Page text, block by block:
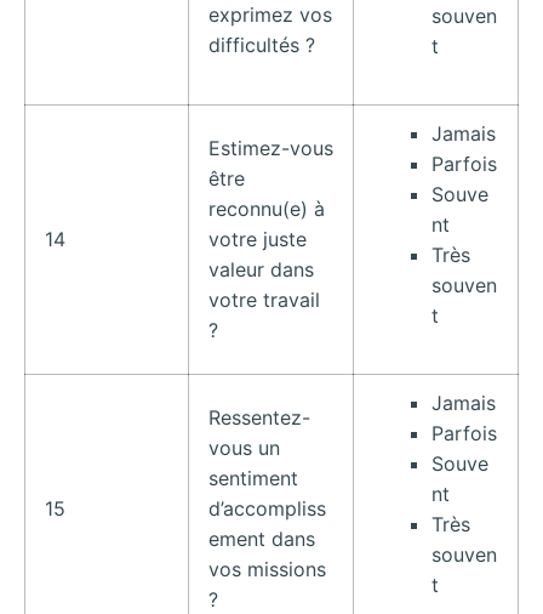
exprimez vos
difficultés ?
souven
t
14
Estimez-vous
être
reconnu(e) à
votre juste
valeur dans
votre travail
?
Jamais
Parfois
Souve
nt
Très
souven
t
15
Ressentez-
vous un
sentiment
d’accompliss
ement dans
vos missions
?
Jamais
Parfois
Souve
nt
Très
souven
t